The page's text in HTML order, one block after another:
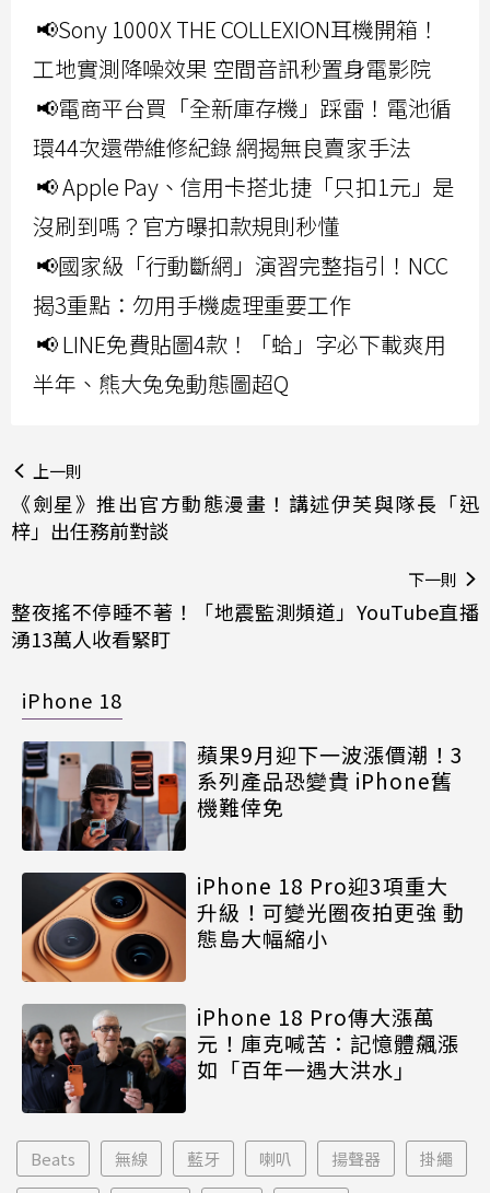
📢Sony 1000X THE COLLEXION耳機開箱！
工地實測降噪效果 空間音訊秒置身電影院
📢電商平台買「全新庫存機」踩雷！電池循
環44次還帶維修紀錄 網揭無良賣家手法
📢 Apple Pay、信用卡搭北捷「只扣1元」是
沒刷到嗎？官方曝扣款規則秒懂
📢國家級「行動斷網」演習完整指引！NCC
揭3重點：勿用手機處理重要工作
📢 LINE免費貼圖4款！「蛤」字必下載爽用
半年、熊大兔兔動態圖超Q
上一則
《劍星》推出官方動態漫畫！講述伊芙與隊長「迅
梓」出任務前對談
下一則
整夜搖不停睡不著！「地震監測頻道」YouTube直播
湧13萬人收看緊盯
iPhone 18
蘋果9月迎下一波漲價潮！3
系列產品恐變貴 iPhone舊
機難倖免
iPhone 18 Pro迎3項重大
升級！可變光圈夜拍更強 動
態島大幅縮小
iPhone 18 Pro傳大漲萬
元！庫克喊苦：記憶體飆漲
如「百年一遇大洪水」
Beats 無線 藍牙 喇叭 揚聲器 掛繩